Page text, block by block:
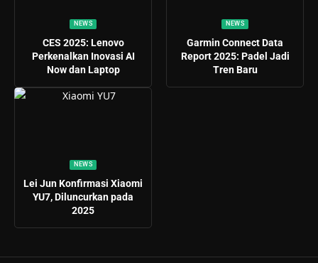
NEWS
CES 2025: Lenovo
Perkenalkan Inovasi AI
Now dan Laptop
NEWS
Garmin Connect Data
Report 2025: Padel Jadi
Tren Baru
NEWS
Lei Jun Konfirmasi Xiaomi
YU7, Diluncurkan pada
2025